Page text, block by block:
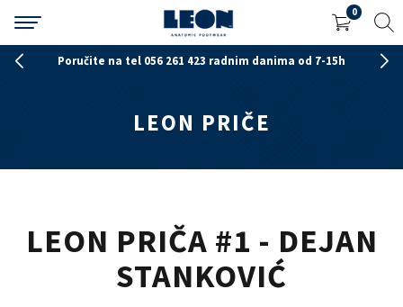
0
Poručite na tel 056 261 423 radnim danima od 7-15h
LEON PRIČE
LEON PRIČA #1 - DEJAN
STANKOVIĆ